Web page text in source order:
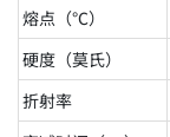
熔点（℃）
硬度（莫氏）
折射率